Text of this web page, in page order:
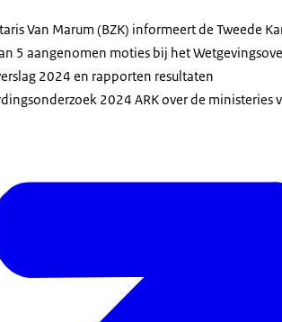
Van Marum (BZK) informeert de Tweede
5 aangenomen moties bij het
2024 en rapporten resultaten
2024 ARK over de ministeries